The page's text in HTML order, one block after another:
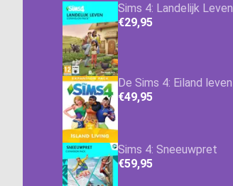
Sims 4: Landelijk Leven
€29,95
De Sims 4: Eiland leven
€49,95
Sims 4: Sneeuwpret
€59,95